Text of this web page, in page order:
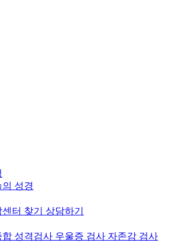
의 성경
터 찾기 상담하기
합 성격검사 우울증 검사 자존감 검사